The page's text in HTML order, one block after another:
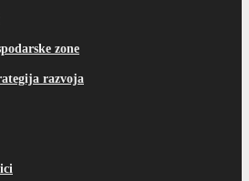
zone
razvoja